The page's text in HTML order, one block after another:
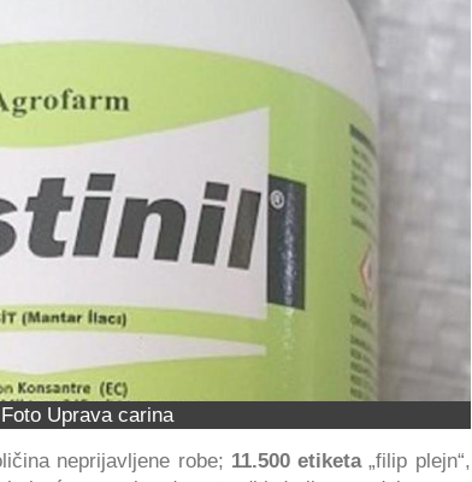
Foto Uprava carina
neprijavljene robe; 11.500 etiketa„filip plejn“,